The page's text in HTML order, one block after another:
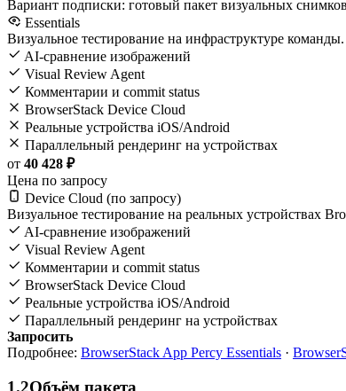
Вариант подписки: готовый пакет визуальных
Essentials
Визуальное тестирование на инфраструктуре команды.
AI-сравнение изображений
Visual Review Agent
Комментарии и commit status
BrowserStack Device Cloud
Реальные устройства iOS/Android
Параллельный рендеринг на устройствах
от 40 428 ₽
Цена по запросу
Device Cloud (по запросу)
Визуальное тестирование на реальных устройствах
AI-сравнение изображений
Visual Review Agent
Комментарии и commit status
BrowserStack Device Cloud
Реальные устройства iOS/Android
Параллельный рендеринг на устройствах
Запросить
Подробнее: BrowserStack App Percy Essentials ·
1.2Объём пакета